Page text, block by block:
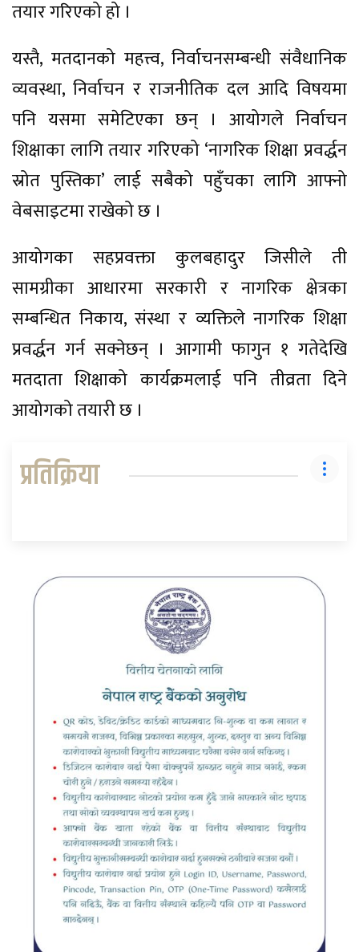
तयार गरिएको हो ।
यस्तै, मतदानको महत्त्व, निर्वाचनसम्बन्धी संवैधानिक
व्यवस्था, निर्वाचन र राजनीतिक दल आदि विषयमा
पनि यसमा समेटिएका छन् । आयोगले निर्वाचन
शिक्षाका लागि तयार गरिएको ‘नागरिक शिक्षा प्रवर्द्धन
स्रोत पुस्तिका’ लाई सबैको पहुँचका लागि आफ्नो
वेबसाइटमा राखेको छ ।
आयोगका सहप्रवक्ता कुलबहादुर जिसीले ती
सामग्रीका आधारमा सरकारी र नागरिक क्षेत्रका
सम्बन्धित निकाय, संस्था र व्यक्तिले नागरिक शिक्षा
प्रवर्द्धन गर्न सक्नेछन् । आगामी फागुन १ गतेदेखि
मतदाता शिक्षाको कार्यक्रमलाई पनि तीव्रता दिने
आयोगको तयारी छ ।
प्रतिक्रिया